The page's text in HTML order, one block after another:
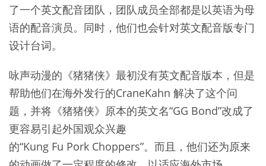
了一个英文配音团队，团队成员全部都是以英语为母
语的配音演员。同时，他们也会针对英文配音版专门
设计台词。
咏声动漫的《猪猪侠》最初没有英文配音版本，但是
帮助他们在海外发行的CraneKahn 解决了这个问
题，并将《猪猪侠》原本的英文名“GG Bond”改成了
更容易引起外国观众兴趣
的“Kung Fu Pork Choppers”。而且，他们还为原来